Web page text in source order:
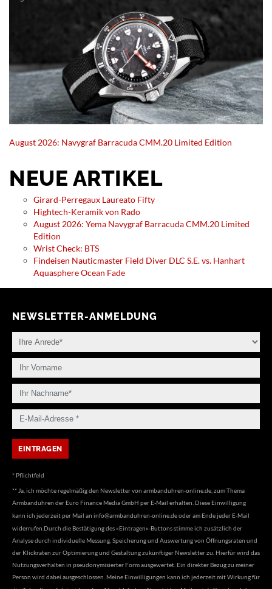
August 2026: Navygraf Barracuda CMM.20 Limited Edition
NEUE ARTIKEL
Girard-Perregaux Laureato Fifty
Hightech-Keramik von Rado
August 2026: Yema Navygraf Barracuda CMM.20 Limited
Edition
Wrist Check: BTS
Findeisen Nauticmaster Field Diver DLC S.E. vs. Hanhart
Aquasphere Ocean Fade
NEWSLETTER-ANMELDUNG
* Pflichtfeld
** Ja, ich möchte regelmäßig den Newsletter von armbanduhren-online.de, zum Thema
Armbanduhren der Euro Finance Media GmbH per E-Mail erhalten. Diese Einwilligung
kann ich jederzeit per Mail an info@armbanduhren-online.deoder am Ende jeder E-Mail
widerrufen.Durch die Bestätigung des «Eintragen»-Buttons stimme ich zusätzlich der
Analyse durch individuelle Messung, Speicherung und Auswertung von Öffnungsraten und
der Klickraten zur Optimierung und Gestaltung zukünftiger Newsletter zu. Hierfür wird das
Nutzungsverhalten in pseudonymisierter Form ausgewertet. Ein direkter Bezug zu meiner
Person wird dabei ausgeschlossen. Meine Einwilligungen kann ich jederzeit mit Wirkung für